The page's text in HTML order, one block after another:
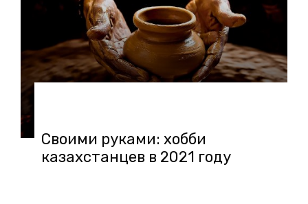
Своими руками: хобби
казахстанцев в 2021 году